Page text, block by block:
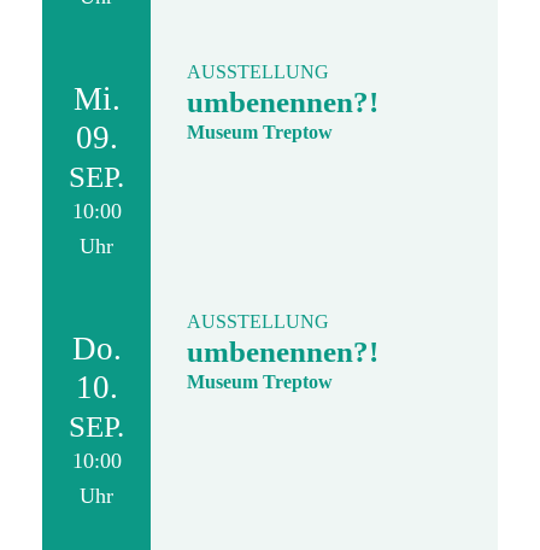
Mi.
09.
SEP.
10:00
Uhr
AUSSTELLUNG
umbenennen?!
Museum Treptow
Do.
10.
SEP.
10:00
Uhr
AUSSTELLUNG
umbenennen?!
Museum Treptow